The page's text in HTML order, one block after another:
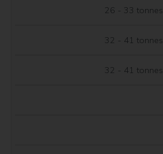
26 - 33 tonnes
32 - 41 tonnes
32 - 41 tonnes